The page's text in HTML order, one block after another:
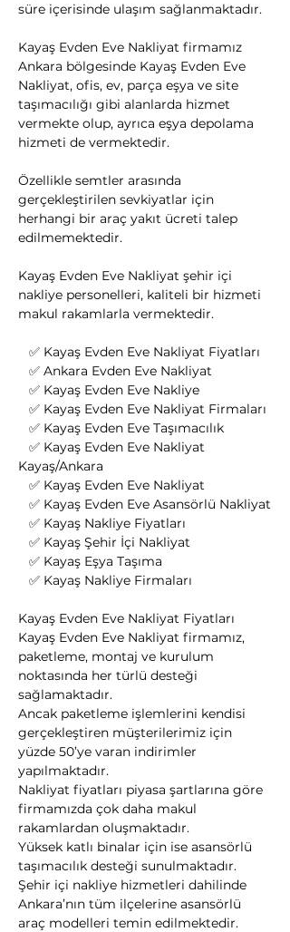
süre içerisinde ulaşım sağlanmaktadır.
Kayaş Evden Eve Nakliyat firmamız
Ankara bölgesinde Kayaş Evden Eve
Nakliyat, ofis, ev, parça eşya ve site
taşımacılığı gibi alanlarda hizmet
vermekte olup, ayrıca eşya depolama
hizmeti de vermektedir.
Özellikle semtler arasında
gerçekleştirilen sevkiyatlar için
herhangi bir araç yakıt ücreti talep
edilmemektedir.
Kayaş Evden Eve Nakliyat şehir içi
nakliye personelleri, kaliteli bir hizmeti
makul rakamlarla vermektedir.
   ✅ Kayaş Evden Eve Nakliyat Fiyatları
   ✅ Ankara Evden Eve Nakliyat
   ✅ Kayaş Evden Eve Nakliye
   ✅ Kayaş Evden Eve Nakliyat Firmaları
   ✅ Kayaş Evden Eve Taşımacılık
Kayaş/Ankara
   ✅ Kayaş Evden Eve Nakliyat
   ✅ Kayaş Evden Eve Asansörlü Nakliyat
   ✅ Kayaş Nakliye Fiyatları
   ✅ Kayaş Şehir İçi Nakliyat
   ✅ Kayaş Eşya Taşıma
   ✅ Kayaş Nakliye Firmaları
Kayaş Evden Eve Nakliyat Fiyatları
Kayaş Evden Eve Nakliyat firmamız,
paketleme, montaj ve kurulum
noktasında her türlü desteği
sağlamaktadır.
Ancak paketleme işlemlerini kendisi
gerçekleştiren müşterilerimiz için
yüzde 50’ye varan indirimler
yapılmaktadır.
Nakliyat fiyatları piyasa şartlarına göre
firmamızda çok daha makul
rakamlardan oluşmaktadır.
Yüksek katlı binalar için ise asansörlü
taşımacılık desteği sunulmaktadır.
Şehir içi nakliye hizmetleri dahilinde
Ankara’nın tüm ilçelerine asansörlü
araç modelleri temin edilmektedir.